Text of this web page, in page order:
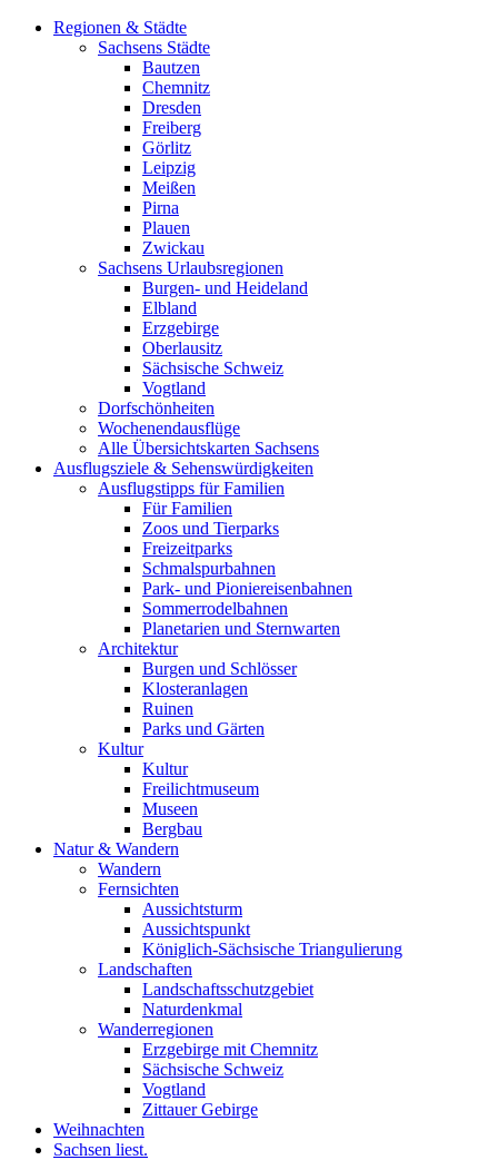
Regionen & Städte
Sachsens Städte
Bautzen
Chemnitz
Dresden
Freiberg
Görlitz
Leipzig
Meißen
Pirna
Plauen
Zwickau
Sachsens Urlaubsregionen
Burgen- und Heideland
Elbland
Erzgebirge
Oberlausitz
Sächsische Schweiz
Vogtland
Dorfschönheiten
Wochenendausflüge
Alle Übersichtskarten Sachsens
Ausflugsziele & Sehenswürdigkeiten
Ausflugstipps für Familien
Für Familien
Zoos und Tierparks
Freizeitparks
Schmalspurbahnen
Park- und Pioniereisenbahnen
Sommerrodelbahnen
Planetarien und Sternwarten
Architektur
Burgen und Schlösser
Klosteranlagen
Ruinen
Parks und Gärten
Kultur
Kultur
Freilichtmuseum
Museen
Bergbau
Natur & Wandern
Wandern
Fernsichten
Aussichtsturm
Aussichtspunkt
Königlich-Sächsische Triangulierung
Landschaften
Landschaftsschutzgebiet
Naturdenkmal
Wanderregionen
Erzgebirge mit Chemnitz
Sächsische Schweiz
Vogtland
Zittauer Gebirge
Weihnachten
Sachsen liest.